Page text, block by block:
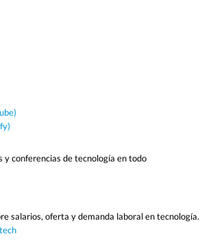
y conferencias de tecnología en todo
salarios, oferta y demanda laboral en tecnología.